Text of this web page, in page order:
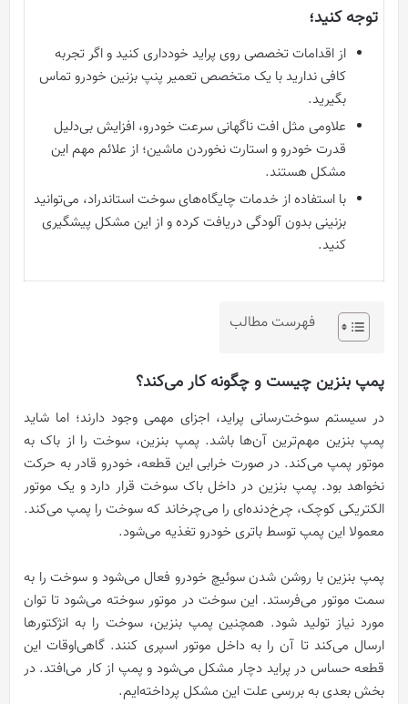
توجه کنید؛
از اقدامات تخصصی روی پراید خودداری کنید و اگر تجربه
کافی ندارید با یک متخصص تعمیر پنپ بزنین خودرو تماس
بگیرید.
علاومی مثل افت ناگهانی سرعت خودرو، افزایش بی‌دلیل
قدرت خودرو و استارت نخوردن ماشین؛ از علائم مهم این
مشکل هستند.
با استفاده از خدمات چایگاه‌های سوخت استاندراد، می‌توانید
بزنینی بدون آلودگی دریافت کرده و از این مشکل پیشگیری
کنید.
فهرست مطالب
پمپ بنزین چیست و چگونه کار می‌کند؟
در سیستم سوخت‌رسانی پراید، اجزای مهمی وجود دارند؛ اما شاید
پمپ بنزین مهم‌ترین آن‌ها باشد. پمپ بنزین، سوخت را از باک به
موتور پمپ می‌کند. در صورت خرابی این قطعه، خودرو قادر به حرکت
نخواهد بود. پمپ بنزین در داخل باک سوخت قرار دارد و یک موتور
الکتریکی کوچک، چرخ‌دنده‌ای را می‌چرخاند که سوخت را پمپ می‌کند.
معمولا این پمپ توسط باتری خودرو تغذیه می‌شود.
پمپ بنزین با روشن شدن سوئیچ خودرو فعال می‌شود و سوخت را به
سمت موتور می‌فرستد. این سوخت در موتور سوخته می‌شود تا توان
مورد نیاز تولید شود. همچنین پمپ بنزین، سوخت را به انژکتورها
ارسال می‌کند تا آن را به داخل موتور اسپری کنند. گاهی‌اوقات این
قطعه حساس در پراید دچار مشکل می‌شود و پمپ از کار می‌افتد. در
بخش بعدی به بررسی علت این مشکل پرداخته‌ایم.